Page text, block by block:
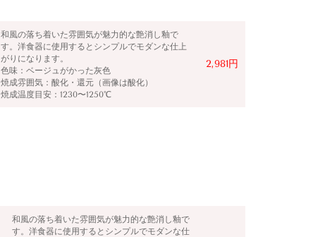
和風の落ち着いた雰囲気が魅力的な艶消し釉で
す。洋食器に使用するとシンプルでモダンな仕上
がりになります。
色味： ベージュがかった灰色
焼成雰囲気：酸化・還元（画像は酸化）
焼成温度目安：1230〜1250℃
2,981円
和風の落ち着いた雰囲気が魅力的な艶消し釉で
す。洋食器に使用するとシンプルでモダンな仕